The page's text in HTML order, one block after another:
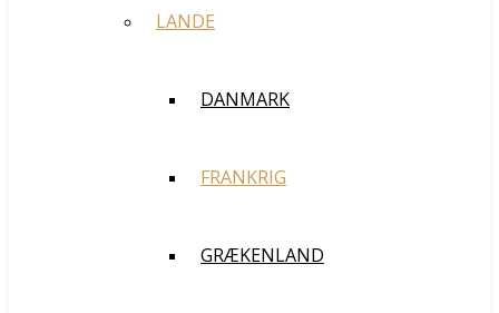
LANDE
DANMARK
FRANKRIG
GRÆKENLAND